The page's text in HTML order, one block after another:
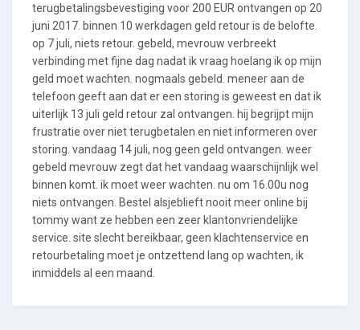
terugbetalingsbevestiging voor 200 EUR ontvangen op 20
juni 2017. binnen 10 werkdagen geld retour is de belofte.
op 7 juli, niets retour. gebeld, mevrouw verbreekt
verbinding met fijne dag nadat ik vraag hoelang ik op mijn
geld moet wachten. nogmaals gebeld. meneer aan de
telefoon geeft aan dat er een storing is geweest en dat ik
uiterlijk 13 juli geld retour zal ontvangen. hij begrijpt mijn
frustratie over niet terugbetalen en niet informeren over
storing. vandaag 14 juli, nog geen geld ontvangen. weer
gebeld mevrouw zegt dat het vandaag waarschijnlijk wel
binnen komt. ik moet weer wachten. nu om 16.00u nog
niets ontvangen. Bestel alsjeblieft nooit meer online bij
tommy want ze hebben een zeer klantonvriendelijke
service. site slecht bereikbaar, geen klachtenservice en
retourbetaling moet je ontzettend lang op wachten, ik
inmiddels al een maand.